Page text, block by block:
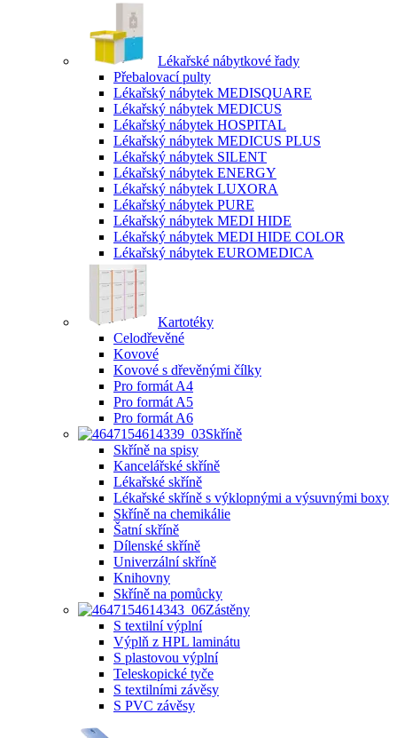
Lékařské nábytkové řady
Přebalovací pulty
Lékařský nábytek MEDISQUARE
Lékařský nábytek MEDICUS
Lékařský nábytek HOSPITAL
Lékařský nábytek MEDICUS PLUS
Lékařský nábytek SILENT
Lékařský nábytek ENERGY
Lékařský nábytek LUXORA
Lékařský nábytek PURE
Lékařský nábytek MEDI HIDE
Lékařský nábytek MEDI HIDE COLOR
Lékařský nábytek EUROMEDICA
Kartotéky
Celodřevěné
Kovové
Kovové s dřevěnými čílky
Pro formát A4
Pro formát A5
Pro formát A6
Skříně
Skříně na spisy
Kancelářské skříně
Lékařské skříně
Lékařské skříně s výklopnými a výsuvnými boxy
Skříně na chemikálie
Šatní skříně
Dílenské skříně
Univerzální skříně
Knihovny
Skříně na pomůcky
Zástěny
S textilní výplní
Výplň z HPL laminátu
S plastovou výplní
Teleskopické tyče
S textilními závěsy
S PVC závěsy